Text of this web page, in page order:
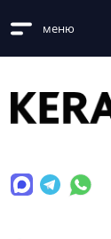
меню